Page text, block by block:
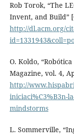
Rob Torok, “The
Invent, and Build”
http://dl.acm.org/
O. Koldo,
Magazine, vol. 4,
http://
iniciaci%C3%B3n-
mindstorms
L. Sommerville,